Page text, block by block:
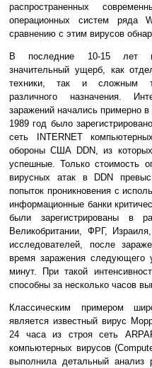
распространенных
операционных систем
сравнению с этим вирусов
В последние 10-15 лет
значительный ущерб, как
техники, так и сложным
различного назначения.
заражений начались примерно
1989 год было
сеть INTERNET
обороны США DDN, из
успешные. Только стоимость
вирусных атак в DDN
попыток проникновения с
информационные банки
были зарегистрированы в
Великобритании, ФРГ,
исследователей, после
время заражения следующего
минут. При такой
способны за несколько часов
Классическим примером
является известный вирус
24 часа из строя сеть
компьютерных вирусов
выполнила детальный анализ